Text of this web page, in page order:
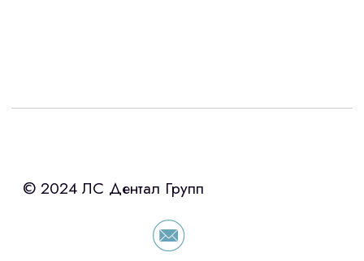
Интересует лизинг?
«Уралпромлизинг» подберем выгодные
условия по лизингу оборудования,
просто оставьте контакты чтобы мы
сориентировали по условиям